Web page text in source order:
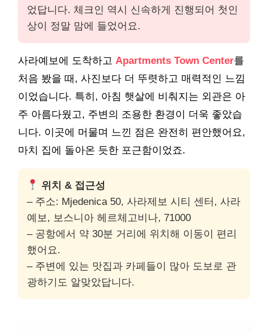
었답니다. 체크인 역시 신속하게 진행되어 첫인
상이 정말 맘에 들었어요.
사라예보에 도착하고 Apartments Town Center를
처음 봤을 때, 사진보다 더 뚜렷하고 매력적인 느낌
이었습니다. 특히, 아침 햇살에 비춰지는 외관은 아
주 아름다웠고, 주변의 조용한 환경이 더욱 좋았습
니다. 이곳에 머물며 느낀 점은 완전히 편안했어요,
마치 집에 돌아온 듯한 포근함이었죠.
위치 & 접근성
– 주소: Mjedenica 50, 사라제보 시티 센터, 사라
예보, 보스니아 헤르체고비나, 71000
– 공항에서 약 30분 거리에 위치해 이동이 편리
했어요.
– 주변에 있는 맛집과 카페들이 많아 도보로 관
광하기도 알맞았답니다.